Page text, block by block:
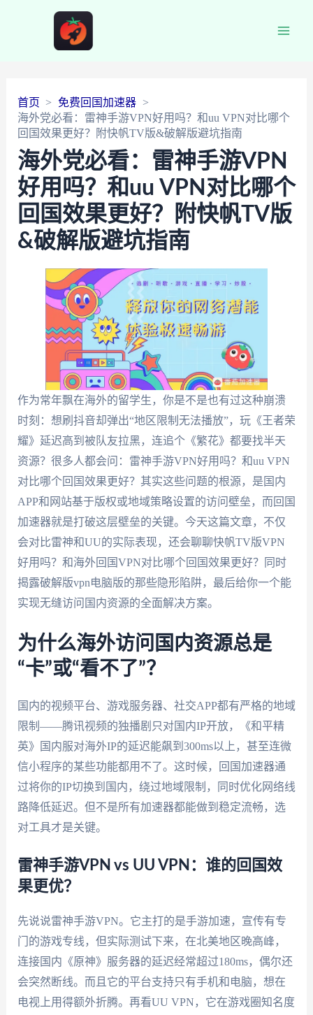
首页
免费回国加速器
海外党必看：雷神手游VPN好用吗？和uu VPN对比哪个
回国效果更好？附快帆TV版&破解版避坑指南
海外党必看：雷神手游VPN
好用吗？和uu VPN对比哪个
回国效果更好？附快帆TV版
&破解版避坑指南
作为常年飘在海外的留学生，你是不是也有过这种崩溃
时刻：想刷抖音却弹出“地区限制无法播放”，玩《王者荣
耀》延迟高到被队友拉黑，连追个《繁花》都要找半天
资源？很多人都会问：雷神手游VPN好用吗？和uu VPN
对比哪个回国效果更好？其实这些问题的根源，是国内
APP和网站基于版权或地域策略设置的访问壁垒，而回国
加速器就是打破这层壁垒的关键。今天这篇文章，不仅
会对比雷神和UU的实际表现，还会聊聊快帆TV版VPN
好用吗？和海外回国VPN对比哪个回国效果更好？同时
揭露破解版vpn电脑版的那些隐形陷阱，最后给你一个能
实现无缝访问国内资源的全面解决方案。
为什么海外访问国内资源总是
“卡”或“看不了”？
国内的视频平台、游戏服务器、社交APP都有严格的地域
限制——腾讯视频的独播剧只对国内IP开放，《和平精
英》国内服对海外IP的延迟能飙到300ms以上，甚至连微
信小程序的某些功能都用不了。这时候，回国加速器通
过将你的IP切换到国内，绕过地域限制，同时优化网络线
路降低延迟。但不是所有加速器都能做到稳定流畅，选
对工具才是关键。
雷神手游VPN vs UU VPN：谁的回国效
果更优？
先说说雷神手游VPN。它主打的是手游加速，宣传有专
门的游戏专线，但实际测试下来，在北美地区晚高峰，
连接国内《原神》服务器的延迟经常超过180ms，偶尔还
会突然断线。而且它的平台支持只有手机和电脑，想在
电视上用得额外折腾。再看UU VPN，它在游戏圈知名度